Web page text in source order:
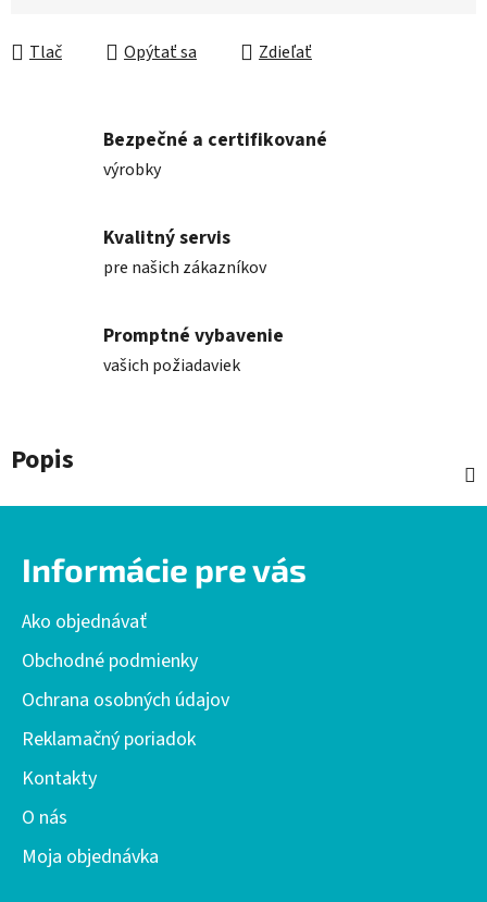
Tlač Opýtať sa Zdieľať
Bezpečné a certifikované
výrobky
Kvalitný servis
pre našich zákazníkov
Promptné vybavenie
vašich požiadaviek
Popis
Informácie pre vás
Ako objednávať
Obchodné podmienky
Ochrana osobných údajov
Reklamačný poriadok
Kontakty
O nás
Moja objednávka